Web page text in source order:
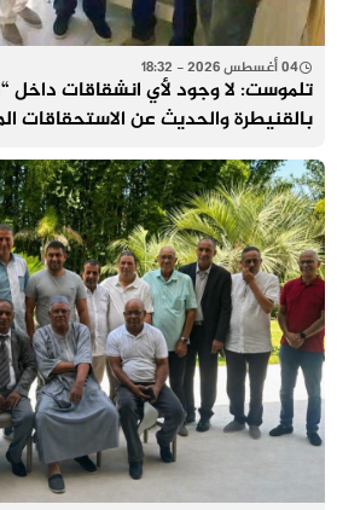
04 أغسطس 2026 - 18:32
تلموست: لا وجود لأي انشقاقات داخل
بالقنيطرة والحديث عن الاستحقاقات